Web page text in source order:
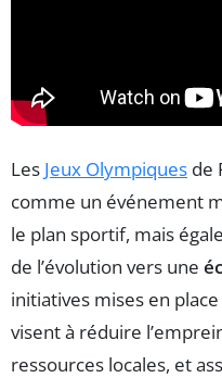
Les Jeux Olympiques de
comme un événement
le plan sportif, mais
de l’évolution vers une
initiatives mises en
visent à réduire
ressources locales, et